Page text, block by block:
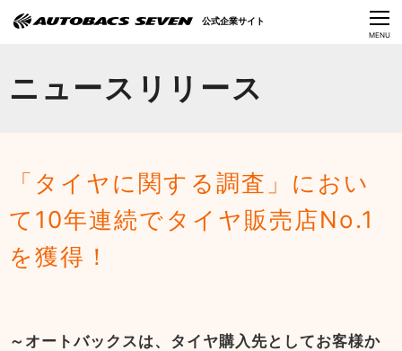
CLOSE
MENU
ニュースリリース
「タイヤに関する調査」におい
て10年連続でタイヤ販売店No.1
を獲得！
～オートバックスは、タイヤ購入先としてお客様か
公式企業サイト
サステナビリティ
Language